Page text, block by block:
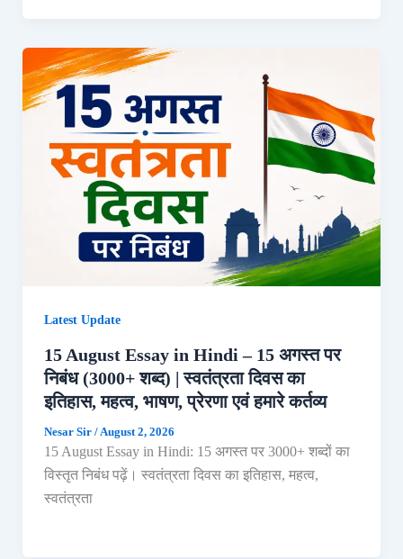
Latest Update
15 August Essay in Hindi – 15 अगस्त पर
निबंध (3000+ शब्द) | स्वतंत्रता दिवस का
इतिहास, महत्व, भाषण, प्रेरणा एवं हमारे कर्तव्य
Nesar Sir /August 2, 2026
15 August Essay in Hindi: 15 अगस्त पर 3000+ शब्दों का
विस्तृत निबंध पढ़ें। स्वतंत्रता दिवस का इतिहास, महत्व,
स्वतंत्रता